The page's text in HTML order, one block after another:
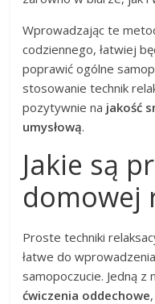
Wprowadzając te
codziennego, łatwiej
poprawić ogólne
stosowanie technik
pozytywnie na jakość
umysłową.
Jakie są
domowej
Proste techniki
łatwe do
samopoczucie. Jedną
ćwiczenia oddechowe